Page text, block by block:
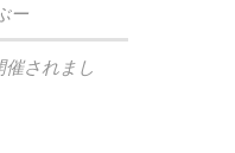
ー
されまし